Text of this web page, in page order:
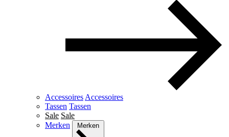
Accessoires Accessoires
Tassen Tassen
Sale Sale
Merken
Merken